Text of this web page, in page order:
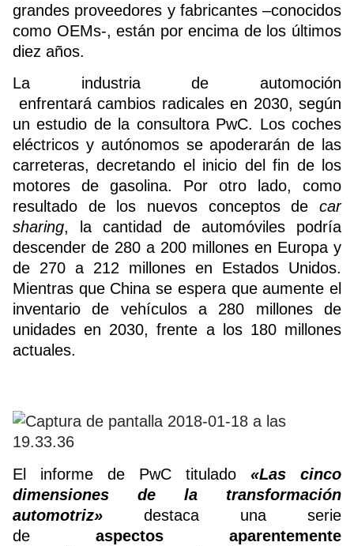
grandes proveedores y fabricantes –conocidos
como OEMs-, están por encima de los últimos
diez años.
La industria de automoción
enfrentará cambios radicales en 2030, según
un estudio de la consultora PwC. Los coches
eléctricos y autónomos se apoderarán de las
carreteras, decretando el inicio del fin de los
motores de gasolina. Por otro lado, como
resultado de los nuevos conceptos de car
sharing, la cantidad de automóviles podría
descender de 280 a 200 millones en Europa y
de 270 a 212 millones en Estados Unidos.
Mientras que China se espera que aumente el
inventario de vehículos a 280 millones de
unidades en 2030, frente a los 180 millones
actuales.
El informe de PwC titulado «Las cinco
dimensiones de la transformación
automotriz» destaca una serie
de aspectos
aparentemente